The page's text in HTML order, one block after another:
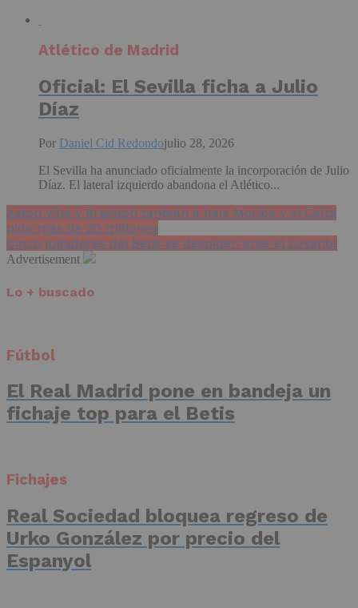
Atlético de Madrid
Oficial: El Sevilla ficha a Julio
Díaz
Por Daniel Cid Redondojulio 28, 2026
El Sevilla ha anunciado oficialmente la incorporación de Julio
Díaz. El lateral izquierdo abandona el Atlético...
Aston Villa y Brighton tantean a Ilaix Moriba y el Celta
pide más de 20 millones
Cinco jugadores del Betis se despiden ante el Levante
Advertisement
Lo + buscado
Fútbol
El Real Madrid pone en bandeja un
fichaje top para el Betis
Fichajes
Real Sociedad bloquea regreso de
Urko González por precio del
Espanyol